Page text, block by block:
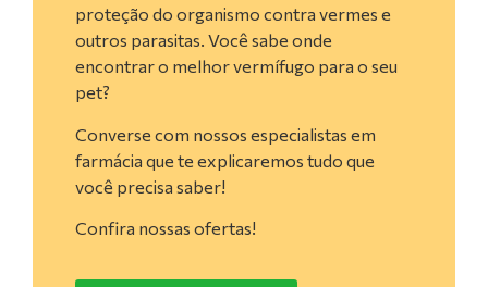
proteção do organismo contra vermes e
outros parasitas. Você sabe onde
encontrar o melhor vermífugo para o seu
pet?
Converse com nossos especialistas em
farmácia que te explicaremos tudo que
você precisa saber!
Confira nossas ofertas!